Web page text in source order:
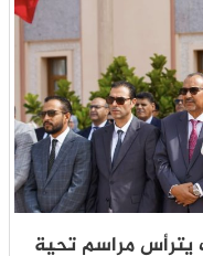
يترأس مراسم تحية